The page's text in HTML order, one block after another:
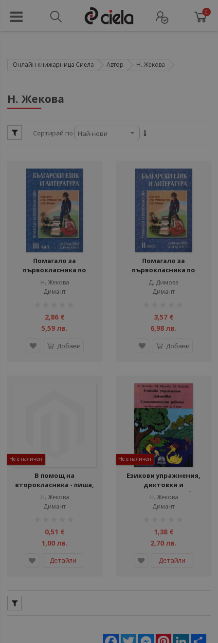
0
Онлайн книжарница Сиела Автор Н. Жекова
Н. Жекова
Сортирай по
Помагало за
първокласника по
български език и
литература - III част
Н. Жекова
Димант
2,86 €
5,59 лв.
Добави
Помагало за
първокласника по
български език и
литература - II част
Д. Димова
Димант
3,57 €
6,98 лв.
Добави
Не е наличен
В помощ на
второкласника - пиша,
преразказвам,
съчинявам
Н. Жекова
Димант
0,51 €
1,00 лв.
Детайли
Не е наличен
Езикови упражнения,
диктовки и
самостоятелни работи
по български език за 2
клас
Н. Жекова
Димант
1,38 €
2,70 лв.
Детайли
Facebook
Twitter MessengerPinterestLinkedIn